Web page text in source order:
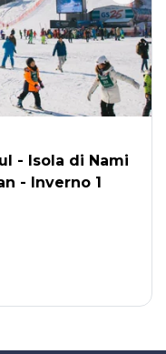
- Isola di Nami
- Inverno 1